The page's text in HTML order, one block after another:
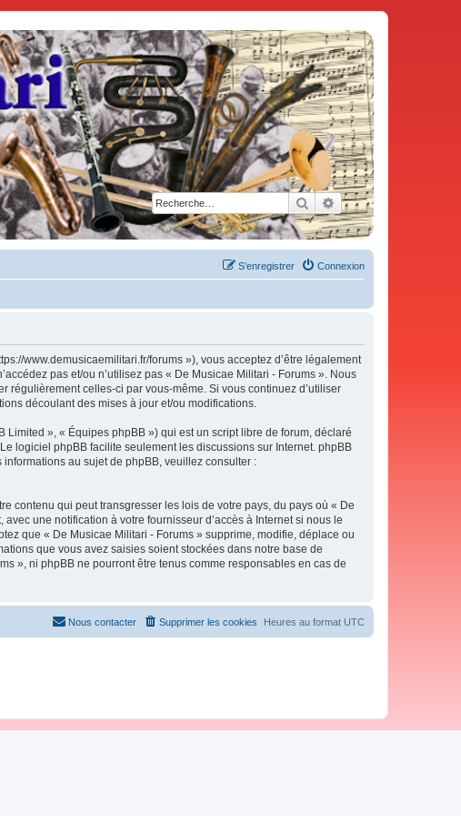
Rechercher
Recherche avancée
Connexion
S’enregistrer
www.demusicaemilitari.fr/forums »), vous acceptez d’être légalement
pas et/ou n’utilisez pas « De Musicae Militari - Forums ». Nous
régulièrement celles-ci par vous-même. Si vous continuez d’utiliser
découlant des mises à jour et/ou modifications.
», « Équipes phpBB ») qui est un script libre de forum, déclaré
logiciel phpBB facilite seulement les discussions sur Internet. phpBB
au sujet de phpBB, veuillez consulter :
contenu qui peut transgresser les lois de votre pays, du pays où « De
une notification à votre fournisseur d’accès à Internet si nous le
que « De Musicae Militari - Forums » supprime, modifie, déplace ou
que vous avez saisies soient stockées dans notre base de
», ni phpBB ne pourront être tenus comme responsables en cas de
Heures au format UTC
Supprimer les cookies
Nous contacter